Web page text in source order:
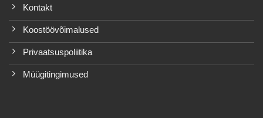
Kontakt
Koostöövõimalused
Privaatsuspoliitika
Müügitingimused